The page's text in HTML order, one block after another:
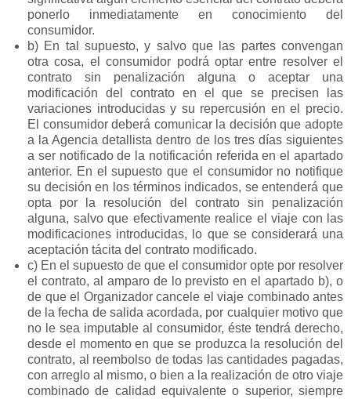
ponerlo inmediatamente en conocimiento del
consumidor.
b) En tal supuesto, y salvo que las partes convengan
otra cosa, el consumidor podrá optar entre resolver el
contrato sin penalización alguna o aceptar una
modificación del contrato en el que se precisen las
variaciones introducidas y su repercusión en el precio.
El consumidor deberá comunicar la decisión que adopte
a la Agencia detallista dentro de los tres días siguientes
a ser notificado de la notificación referida en el apartado
anterior. En el supuesto que el consumidor no notifique
su decisión en los términos indicados, se entenderá que
opta por la resolución del contrato sin penalización
alguna, salvo que efectivamente realice el viaje con las
modificaciones introducidas, lo que se considerará una
aceptación tácita del contrato modificado.
c) En el supuesto de que el consumidor opte por resolver
el contrato, al amparo de lo previsto en el apartado b), o
de que el Organizador cancele el viaje combinado antes
de la fecha de salida acordada, por cualquier motivo que
no le sea imputable al consumidor, éste tendrá derecho,
desde el momento en que se produzca la resolución del
contrato, al reembolso de todas las cantidades pagadas,
con arreglo al mismo, o bien a la realización de otro viaje
combinado de calidad equivalente o superior, siempre